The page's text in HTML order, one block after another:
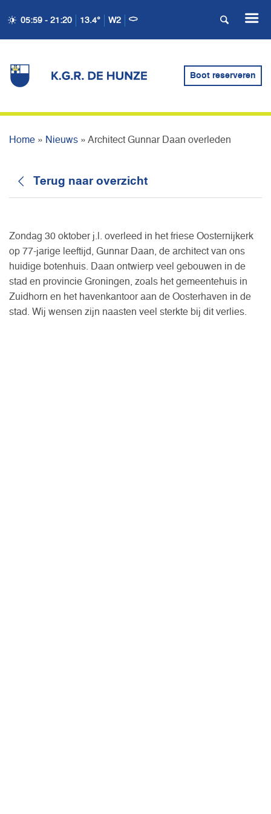
05:59 - 21:20 13.4° W2
Boot reserveren
ARCHITECT GUNNAR
Home » Nieuws » Architect Gunnar Daan overleden
Terug naar overzicht
Zondag 30 oktober j.l. overleed in het friese Oosternijkerk
op 77-jarige leeftijd, Gunnar Daan, de architect van ons
huidige botenhuis. Daan ontwierp veel gebouwen in de
stad en provincie Groningen, zoals het gemeentehuis in
Zuidhorn en het havenkantoor aan de Oosterhaven in de
stad. Wij wensen zijn naasten veel sterkte bij dit verlies.